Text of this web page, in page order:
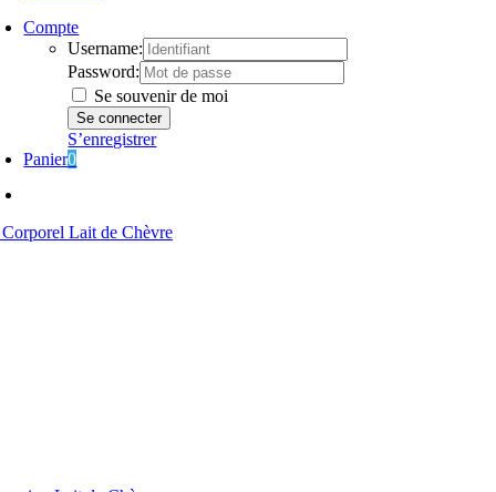
Compte
Username:
Password:
Se souvenir de moi
S’enregistrer
Panier0
Lait de Chèvre